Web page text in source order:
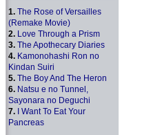
1. The Rose of Versailles
(Remake Movie)
2. Love Through a Prism
3. The Apothecary Diaries
4. Kamonohashi Ron no
Kindan Suiri
5. The Boy And The Heron
6. Natsu e no Tunnel,
Sayonara no Deguchi
7. I Want To Eat Your
Pancreas